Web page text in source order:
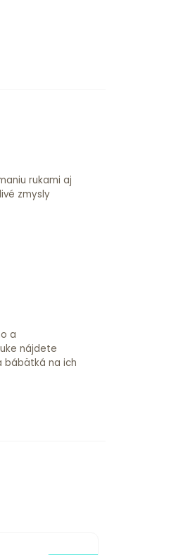
rukami aj
zmysly
a
nájdete
bábätká na ich